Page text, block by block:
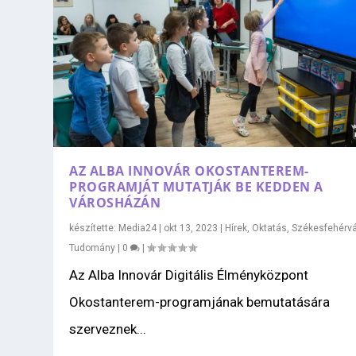
AZ ALBA INNOVÁR OKOSTANTEREM-
PROGRAMJÁT MUTATJÁK BE KEDDEN A
VÁROSHÁZÁN
készítette: Media24 okt 13, 2023 Hírek, Oktatás,
Tudomány
0 |
Az Alba Innovár Digitális Élményközpont
Okostanterem-programjának bemutatására
szerveznek...